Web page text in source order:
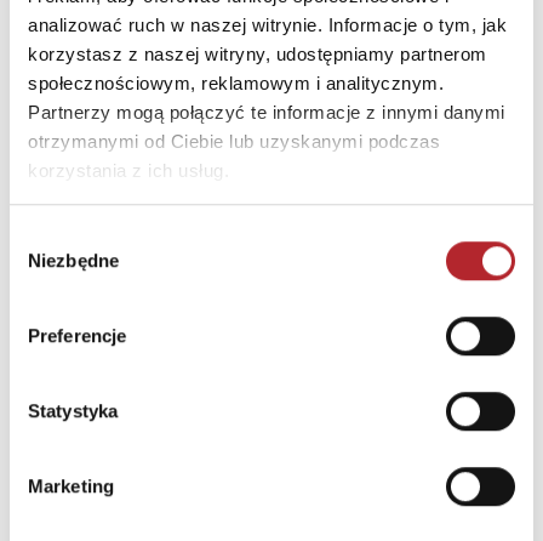
analizować ruch w naszej witrynie. Informacje o tym, jak
korzystasz z naszej witryny, udostępniamy partnerom
społecznościowym, reklamowym i analitycznym.
Partnerzy mogą połączyć te informacje z innymi danymi
otrzymanymi od Ciebie lub uzyskanymi podczas
korzystania z ich usług.
zgody
Niezbędne
Preferencje
Statystyka
Marketing
INNI KLIENCI KUPOWALI